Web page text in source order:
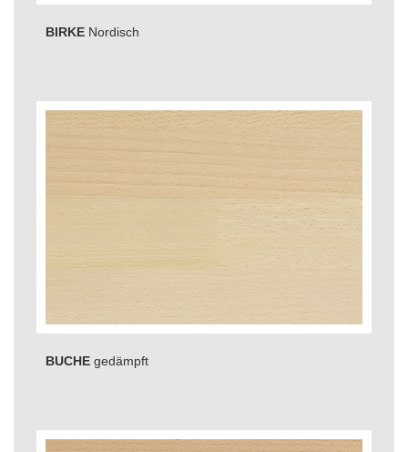
BIRKE Nordisch
BUCHE gedämpft